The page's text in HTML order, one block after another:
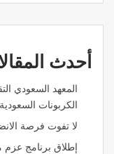
أحدث
المعهد السعودي
الكربونات السعودية
لا تفوت فرصة
إطلاق برنامج عزم